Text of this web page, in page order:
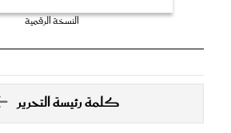
النسخة الرقمية
كلمة رئيسة التحرير